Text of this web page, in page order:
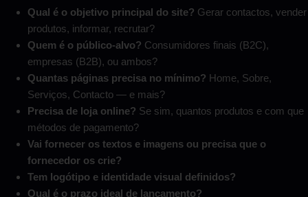
Qual é o objetivo principal do site? Gerar contactos, vender
produtos, informar, recrutar?
Quem é o público-alvo? Consumidores finais (B2C),
empresas (B2B), ou ambos?
Quantas páginas precisa no mínimo? Home, Sobre,
Serviços, Contacto — e mais?
Precisa de loja online? Se sim, quantos produtos e com que
métodos de pagamento?
Vai fornecer os textos e imagens ou precisa que o
fornecedor os crie?
Tem logótipo e identidade visual definidos?
Qual é o prazo ideal de lançamento?